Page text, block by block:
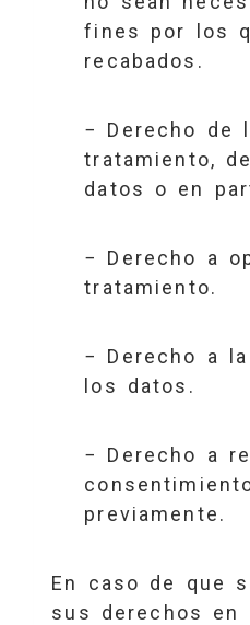
fines por los
recabados.
− Derecho de
tratamiento,
datos o en
− Derecho a
tratamiento.
− Derecho a
los datos.
− Derecho a
previamente.
En caso de que
sus derechos en